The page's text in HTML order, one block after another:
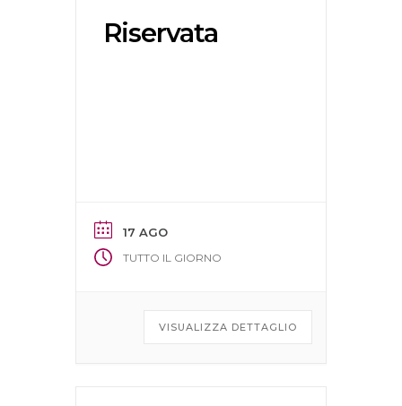
Riservata
17 AGO
TUTTO IL GIORNO
VISUALIZZA DETTAGLIO